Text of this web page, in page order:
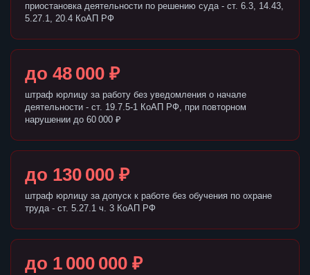
приостановка деятельности по решению суда - ст. 6.3, 14.43,
5.27.1, 20.4 КоАП РФ
до 48 000 ₽
штраф юрлицу за работу без уведомления о начале
деятельности - ст. 19.7.5-1 КоАП РФ, при повторном
нарушении до 60 000 ₽
до 130 000 ₽
штраф юрлицу за допуск к работе без обучения по охране
труда - ст. 5.27.1 ч. 3 КоАП РФ
до 1 000 000 ₽